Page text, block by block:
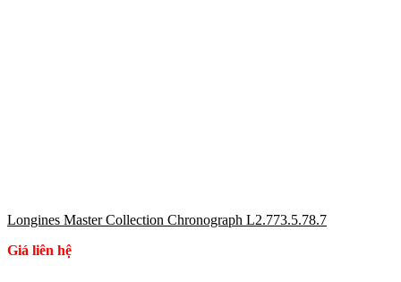
Longines Master Collection Chronograph L2.773.5.78.7
Giá liên hệ